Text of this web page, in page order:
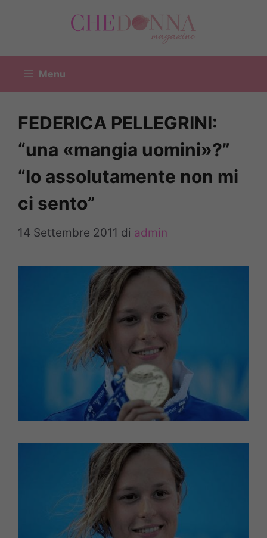
Menu
FEDERICA PELLEGRINI:
“una «mangia uomini»?”
“Io assolutamente non mi
ci sento”
14 Settembre 2011 di admin